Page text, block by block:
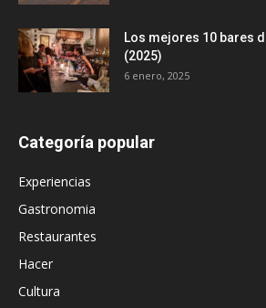
Los mejores 10 bares
(2025)
6 enero, 2025
Categoría popular
Experiencias
Gastronomia
Restaurantes
Hacer
Cultura